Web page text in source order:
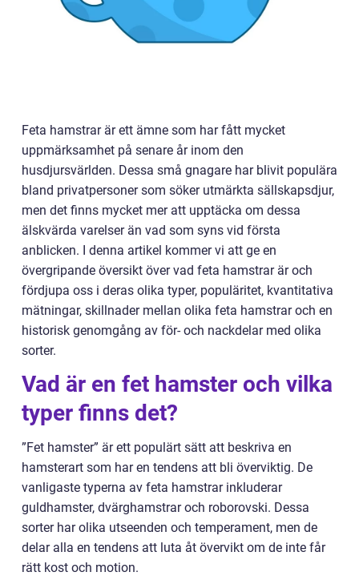
Feta hamstrar är ett ämne som har fått mycket
uppmärksamhet på senare år inom den
husdjursvärlden. Dessa små gnagare har blivit populära
bland privatpersoner som söker utmärkta sällskapsdjur,
men det finns mycket mer att upptäcka om dessa
älskvärda varelser än vad som syns vid första
anblicken. I denna artikel kommer vi att ge en
övergripande översikt över vad feta hamstrar är och
fördjupa oss i deras olika typer, populäritet, kvantitativa
mätningar, skillnader mellan olika feta hamstrar och en
historisk genomgång av för- och nackdelar med olika
sorter.
Vad är en fet hamster och vilka
typer finns det?
”Fet hamster” är ett populärt sätt att beskriva en
hamsterart som har en tendens att bli överviktig. De
vanligaste typerna av feta hamstrar inkluderar
guldhamster, dvärghamstrar och roborovski. Dessa
sorter har olika utseenden och temperament, men de
delar alla en tendens att luta åt övervikt om de inte får
rätt kost och motion.